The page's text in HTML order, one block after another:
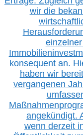
wir die
konsequent an.
haben wir
vergangenen
angekündigt.
wenn derzeit